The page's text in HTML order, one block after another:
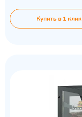
Купить в 1 клик